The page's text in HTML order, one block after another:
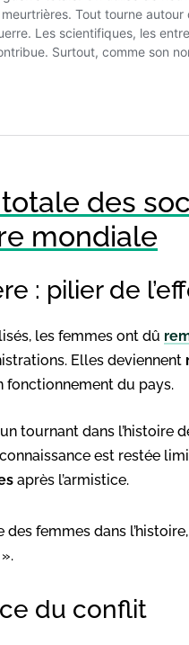
des
mondiale
: pilier de
les femmes ont dû
Elles deviennent
fonctionnement du pays.
tournant dans l’histoire
est restée
après l’armistice.
femmes dans
».
du conflit